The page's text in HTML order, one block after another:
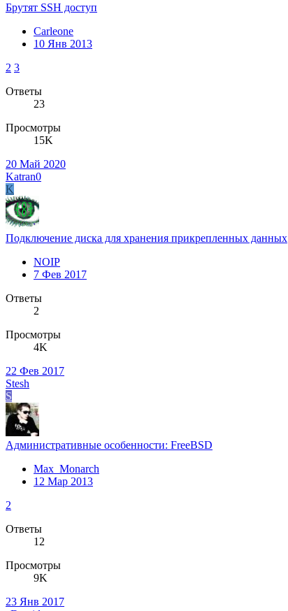
Брутят SSH доступ
Carleone
10 Янв 2013
2 3
Ответы
23
Просмотры
15K
20 Май 2020
Katran0
K
Подключение диска для хранения прикрепленных данных
NOIP
7 Фев 2017
Ответы
2
Просмотры
4K
22 Фев 2017
Stesh
S
Административные особенности: FreeBSD
Max_Monarch
12 Мар 2013
2
Ответы
12
Просмотры
9K
23 Янв 2017